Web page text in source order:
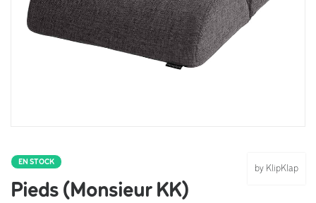
by KlipKlap
EN STOCK
Pieds (Monsieur KK)